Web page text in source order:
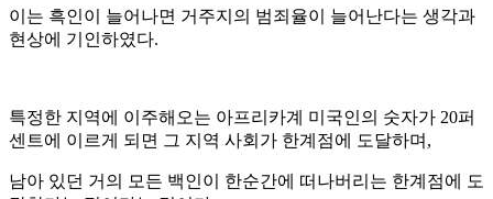
이는 흑인이 늘어나면 거주지의 범죄율이 늘어난다는 생각과
현상에 기인하였다.
특정한 지역에 이주해오는 아프리카계 미국인의 숫자가 20퍼
센트에 이르게 되면 그 지역 사회가 한계점에 도달하며,
남아 있던 거의 모든 백인이 한순간에 떠나버리는 한계점에 도